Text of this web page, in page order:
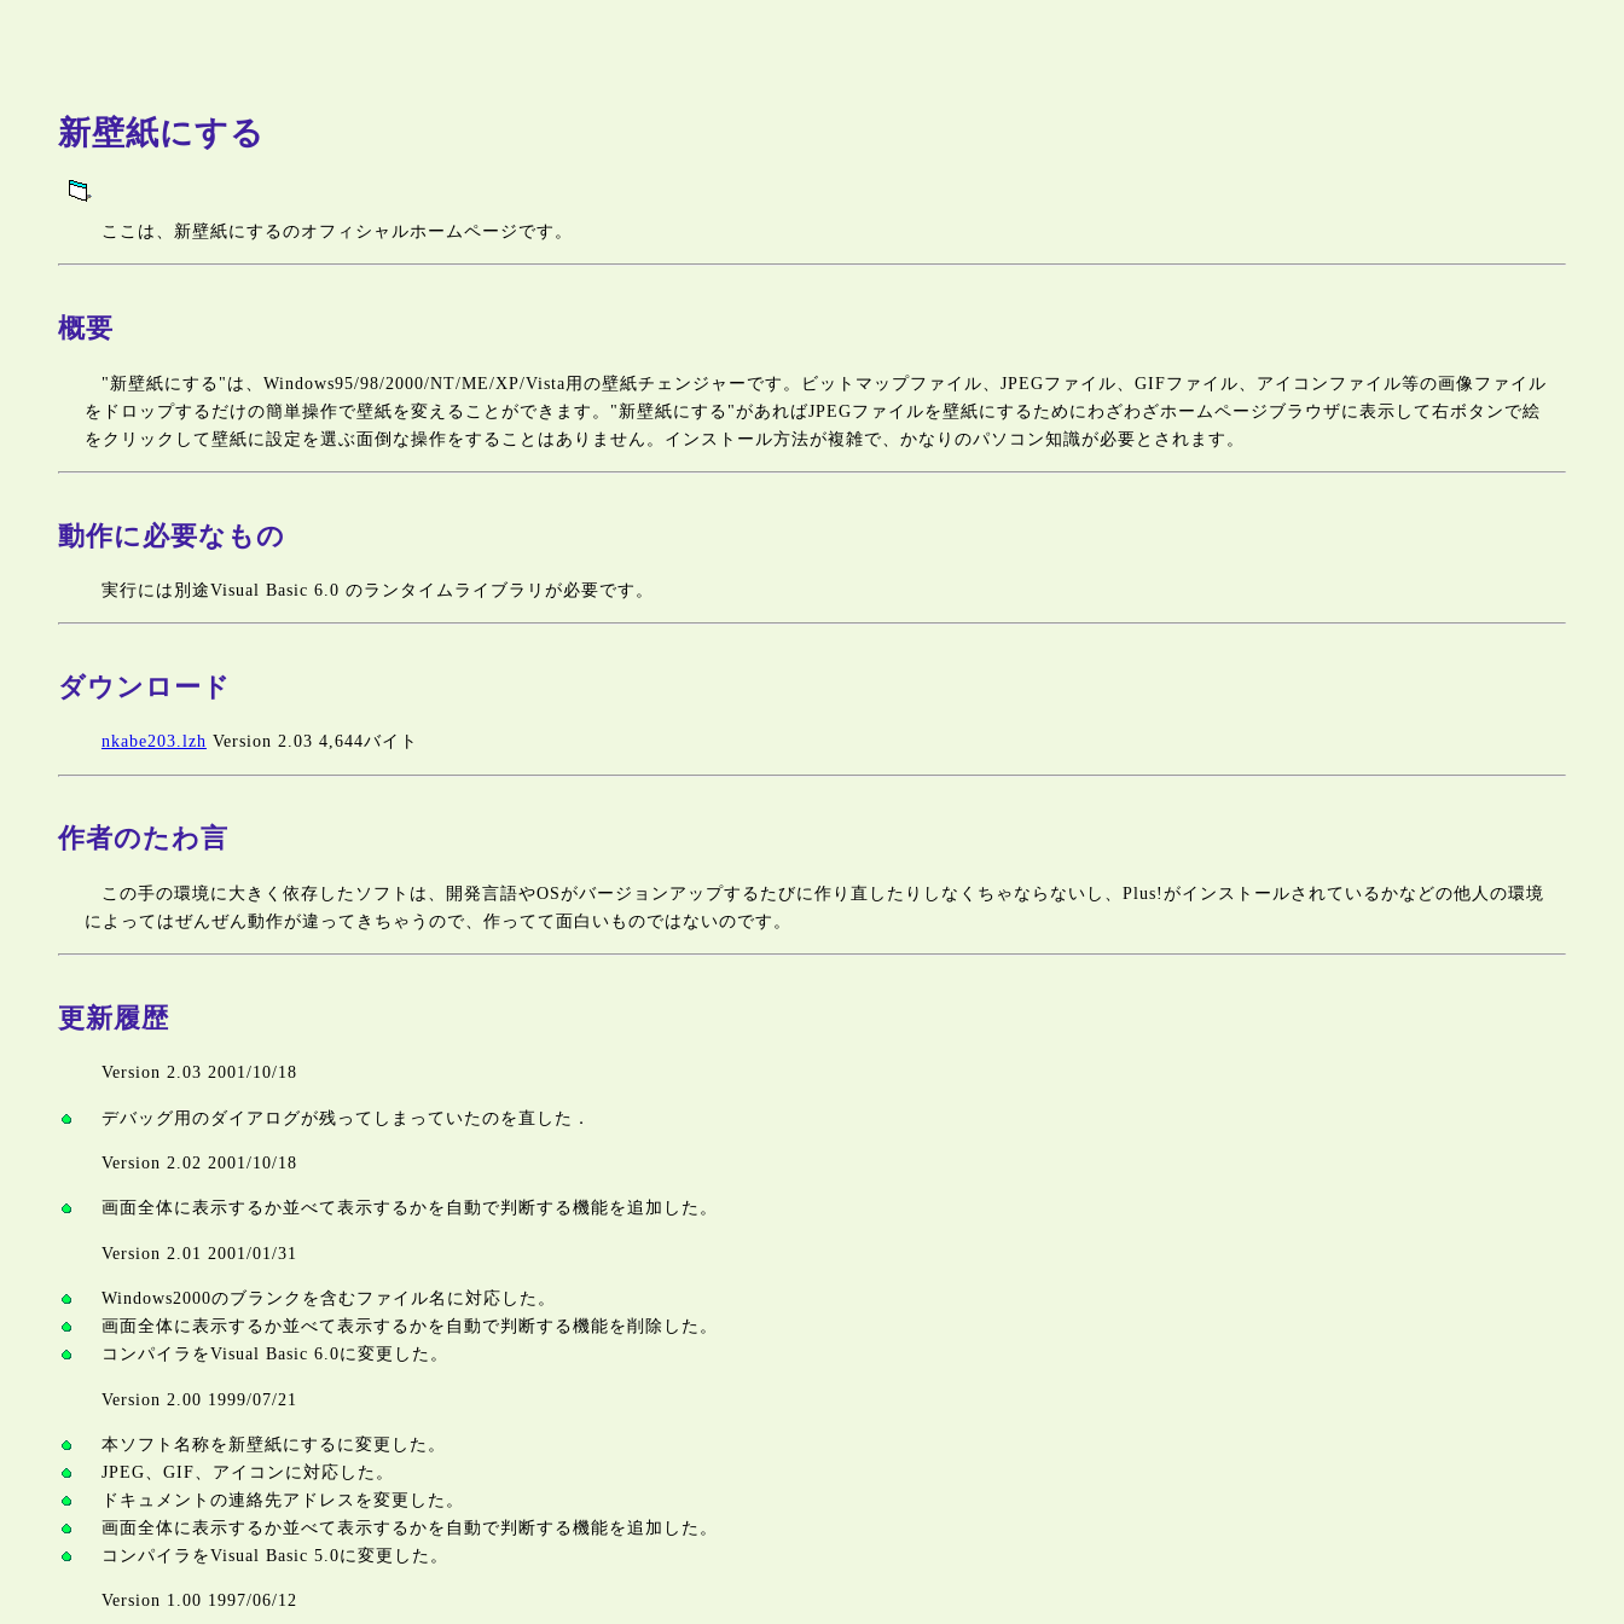
新壁紙にする
ここは、新壁紙にするのオフィシャルホームページです。
概要
"新壁紙にする"は、Windows95/98/2000/NT/ME/XP/Vista用の壁紙チェンジャーです。ビットマップファイル、JPEGファイル、GIFファイル、アイコンファイル等の画像ファイル
をドロップするだけの簡単操作で壁紙を変えることができます。"新壁紙にする"があればJPEGファイルを壁紙にするためにわざわざホームページブラウザに表示して右ボタンで絵
をクリックして壁紙に設定を選ぶ面倒な操作をすることはありません。インストール方法が複雑で、かなりのパソコン知識が必要とされます。
動作に必要なもの
実行には別途Visual Basic 6.0 のランタイムライブラリが必要です。
ダウンロード
nkabe203.lzh Version 2.03 4,644バイト
作者のたわ言
この手の環境に大きく依存したソフトは、開発言語やOSがバージョンアップするたびに作り直したりしなくちゃならないし、Plus!がインストールされているかなどの他人の環境
によってはぜんぜん動作が違ってきちゃうので、作ってて面白いものではないのです。
更新履歴
Version 2.03 2001/10/18
デバッグ用のダイアログが残ってしまっていたのを直した．
Version 2.02 2001/10/18
画面全体に表示するか並べて表示するかを自動で判断する機能を追加した。
Version 2.01 2001/01/31
Windows2000のブランクを含むファイル名に対応した。
画面全体に表示するか並べて表示するかを自動で判断する機能を削除した。
コンパイラをVisual Basic 6.0に変更した。
Version 2.00 1999/07/21
本ソフト名称を新壁紙にするに変更した。
JPEG、GIF、アイコンに対応した。
ドキュメントの連絡先アドレスを変更した。
画面全体に表示するか並べて表示するかを自動で判断する機能を追加した。
コンパイラをVisual Basic 5.0に変更した。
Version 1.00 1997/06/12